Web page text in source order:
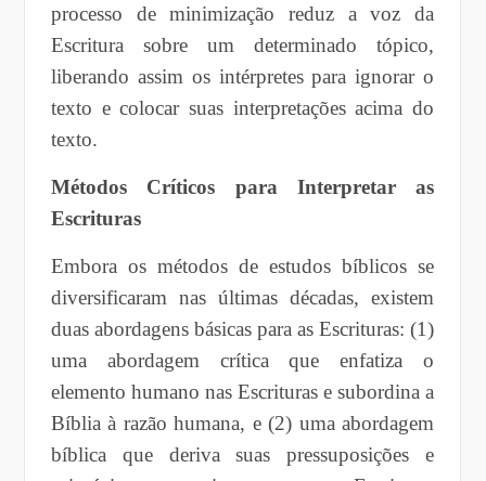
processo de minimização reduz a voz da
Escritura sobre um determinado tópico,
liberando assim os intérpretes para ignorar o
texto e colocar suas interpretações acima do
texto.
Métodos Críticos para Interpretar as
Escrituras
Embora os métodos de estudos bíblicos se
diversificaram nas últimas décadas, existem
duas abordagens básicas para as Escrituras: (1)
uma abordagem crítica que enfatiza o
elemento humano nas Escrituras e subordina a
Bíblia à razão humana, e (2) uma abordagem
bíblica que deriva suas pressuposições e